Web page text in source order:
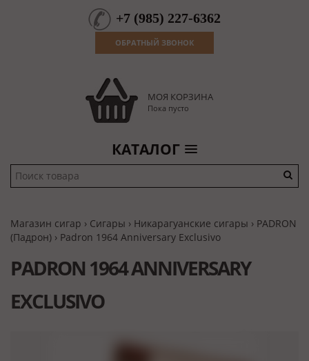
+7 (985) 227-6362
ОБРАТНЫЙ ЗВОНОК
МОЯ КОРЗИНА
Пока пусто
КАТАЛОГ
Магазин сигар › Сигары › Никарагуанские сигары › PADRON
(Падрон) › Padron 1964 Anniversary Exclusivo
PADRON 1964 ANNIVERSARY
EXCLUSIVO